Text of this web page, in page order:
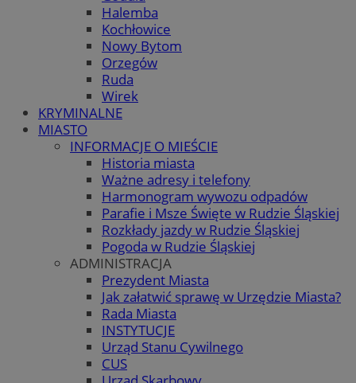
Halemba
Kochłowice
Nowy Bytom
Orzegów
Ruda
Wirek
KRYMINALNE
MIASTO
INFORMACJE O MIEŚCIE
Historia miasta
Ważne adresy i telefony
Harmonogram wywozu odpadów
Parafie i Msze Święte w Rudzie Śląskiej
Rozkłady jazdy w Rudzie Śląskiej
Pogoda w Rudzie Śląskiej
ADMINISTRACJA
Prezydent Miasta
Jak załatwić sprawę w Urzędzie Miasta?
Rada Miasta
INSTYTUCJE
Urząd Stanu Cywilnego
CUS